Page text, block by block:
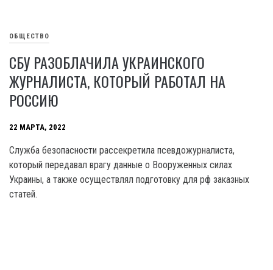
ОБЩЕСТВО
СБУ РАЗОБЛАЧИЛА УКРАИНСКОГО
ЖУРНАЛИСТА, КОТОРЫЙ РАБОТАЛ НА
РОССИЮ
22 МАРТА, 2022
Служба безопасности рассекретила псевдожурналиста,
который передавал врагу данные о Вооруженных силах
Украины, а также осуществлял подготовку для рф заказных
статей.